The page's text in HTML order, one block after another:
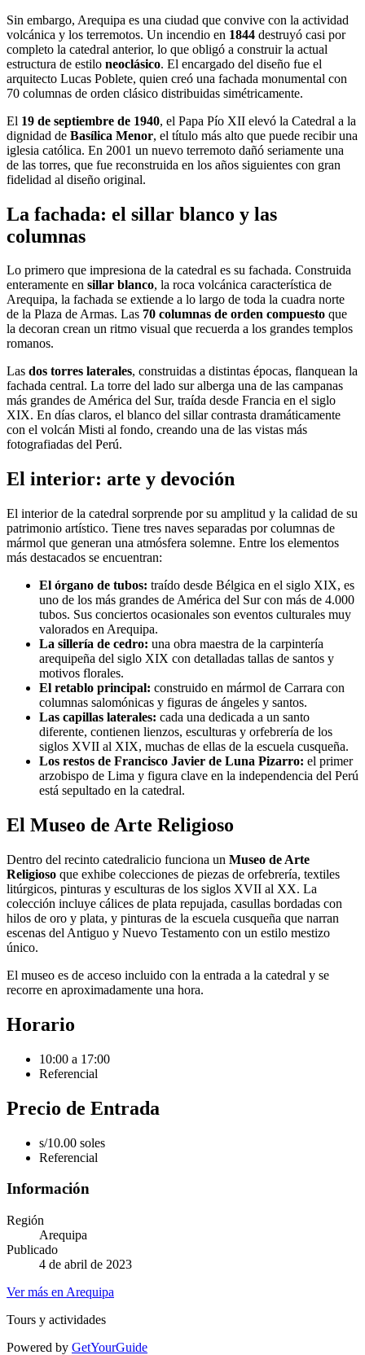
Sin embargo, Arequipa es una ciudad que convive con la actividad
volcánica y los terremotos. Un incendio en 1844 destruyó casi por
completo la catedral anterior, lo que obligó a construir la actual
estructura de estilo neoclásico. El encargado del diseño fue el
arquitecto Lucas Poblete, quien creó una fachada monumental con
70 columnas de orden clásico distribuidas simétricamente.
El 19 de septiembre de 1940, el Papa Pío XII elevó la Catedral a la
dignidad de Basílica Menor, el título más alto que puede recibir una
iglesia católica. En 2001 un nuevo terremoto dañó seriamente una
de las torres, que fue reconstruida en los años siguientes con gran
fidelidad al diseño original.
La fachada: el sillar blanco y las
columnas
Lo primero que impresiona de la catedral es su fachada. Construida
enteramente en sillar blanco, la roca volcánica característica de
Arequipa, la fachada se extiende a lo largo de toda la cuadra norte
de la Plaza de Armas. Las 70 columnas de orden compuesto que
la decoran crean un ritmo visual que recuerda a los grandes templos
romanos.
Las dos torres laterales, construidas a distintas épocas, flanquean la
fachada central. La torre del lado sur alberga una de las campanas
más grandes de América del Sur, traída desde Francia en el siglo
XIX. En días claros, el blanco del sillar contrasta dramáticamente
con el volcán Misti al fondo, creando una de las vistas más
fotografiadas del Perú.
El interior: arte y devoción
El interior de la catedral sorprende por su amplitud y la calidad de su
patrimonio artístico. Tiene tres naves separadas por columnas de
mármol que generan una atmósfera solemne. Entre los elementos
más destacados se encuentran:
El órgano de tubos: traído desde Bélgica en el siglo XIX, es
uno de los más grandes de América del Sur con más de 4.000
tubos. Sus conciertos ocasionales son eventos culturales muy
valorados en Arequipa.
La sillería de cedro: una obra maestra de la carpintería
arequipeña del siglo XIX con detalladas tallas de santos y
motivos florales.
El retablo principal: construido en mármol de Carrara con
columnas salomónicas y figuras de ángeles y santos.
Las capillas laterales: cada una dedicada a un santo
diferente, contienen lienzos, esculturas y orfebrería de los
siglos XVII al XIX, muchas de ellas de la escuela cusqueña.
Los restos de Francisco Javier de Luna Pizarro: el primer
arzobispo de Lima y figura clave en la independencia del Perú
está sepultado en la catedral.
El Museo de Arte Religioso
Dentro del recinto catedralicio funciona un Museo de Arte
Religioso que exhibe colecciones de piezas de orfebrería, textiles
litúrgicos, pinturas y esculturas de los siglos XVII al XX. La
colección incluye cálices de plata repujada, casullas bordadas con
hilos de oro y plata, y pinturas de la escuela cusqueña que narran
escenas del Antiguo y Nuevo Testamento con un estilo mestizo
único.
El museo es de acceso incluido con la entrada a la catedral y se
recorre en aproximadamente una hora.
Horario
10:00 a 17:00
Referencial
Precio de Entrada
s/10.00 soles
Referencial
Información
Región
Arequipa
Publicado
4 de abril de 2023
Ver más en Arequipa
Tours y actividades
Powered by GetYourGuide